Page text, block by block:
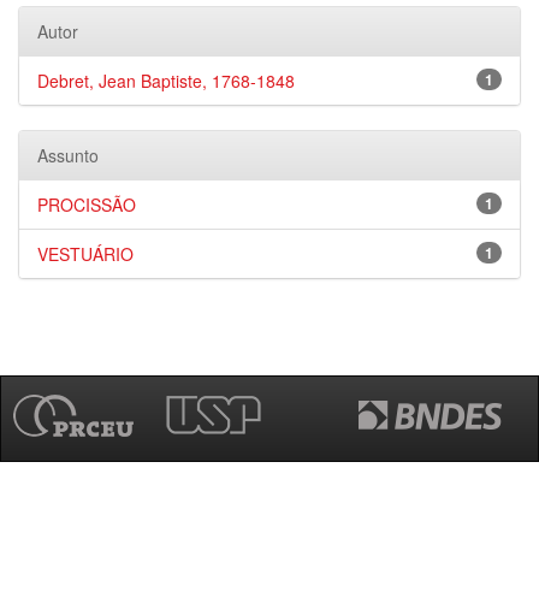
Autor
1
Debret, Jean Baptiste, 1768-1848
Assunto
1
PROCISSÃO
1
VESTUÁRIO